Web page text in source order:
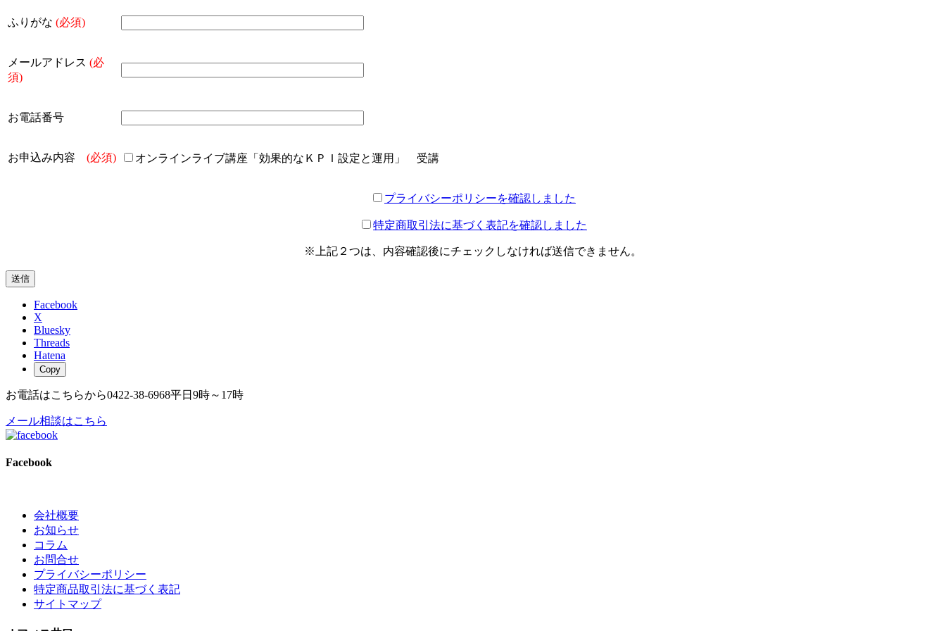
ふりがな (必須)
メールアドレス (必
須)
お電話番号
お申込み内容 (必須) オンラインライブ講座「効果的なＫＰＩ設定と運用」 受講
プライバシーポリシーを確認しました
特定商取引法に基づく表記を確認しました
※上記２つは、内容確認後にチェックしなければ送信できません。
Facebook
X
Bluesky
Threads
Hatena
Copy
お電話はこちらから0422-38-6968平日9時～17時
メール相談はこちら
Facebook
会社概要
お知らせ
コラム
お問合せ
プライバシーポリシー
特定商品取引法に基づく表記
サイトマップ